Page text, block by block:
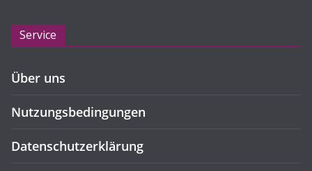
Service
Über uns
Nutzungsbedingungen
Datenschutzerklärung